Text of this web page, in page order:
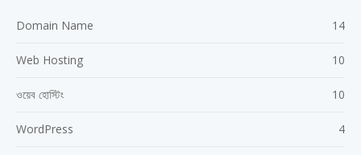
Domain Name 14
Web Hosting 10
ওয়েব হোস্টিং 10
WordPress 4